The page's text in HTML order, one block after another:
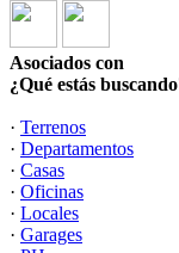
Asociados con
¿Qué estás
· Terrenos
· Departamentos
· Casas
· Oficinas
· Locales
· Garages